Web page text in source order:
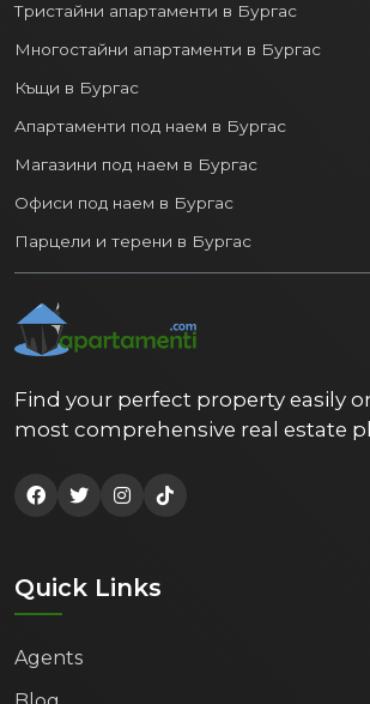
Тристайни апартаменти в Бургас
Многостайни апартаменти в Бургас
Къщи в Бургас
Апартаменти под наем в Бургас
Магазини под наем в Бургас
Офиси под наем в Бургас
Парцели и терени в Бургас
Find your perfect property easily
most comprehensive real estate
Quick Links
Agents